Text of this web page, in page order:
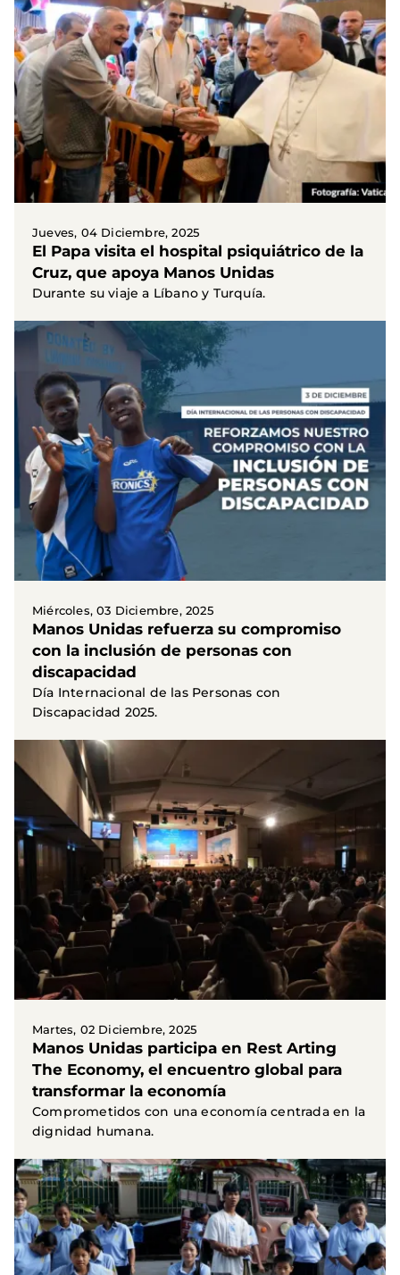
Jueves, 04 Diciembre, 2025
El Papa visita el hospital psiquiátrico de la
Cruz, que apoya Manos Unidas
Durante su viaje a Líbano y Turquía.
Miércoles, 03 Diciembre, 2025
Manos Unidas refuerza su compromiso
con la inclusión de personas con
discapacidad
Día Internacional de las Personas con
Discapacidad 2025.
Martes, 02 Diciembre, 2025
Manos Unidas participa en Rest Arting
The Economy, el encuentro global para
transformar la economía
Comprometidos con una economía centrada en la
dignidad humana.